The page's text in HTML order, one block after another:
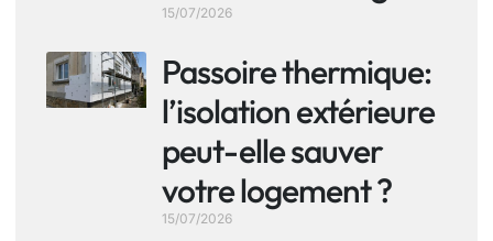
15/07/2026
Passoire thermique:
l’isolation extérieure
peut-elle sauver
votre logement ?
15/07/2026